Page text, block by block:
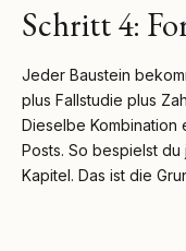
Schritt 4:
Jeder Baustein
plus Fallstudie plus
Dieselbe
Posts. So bespielst
Kapitel. Das ist die